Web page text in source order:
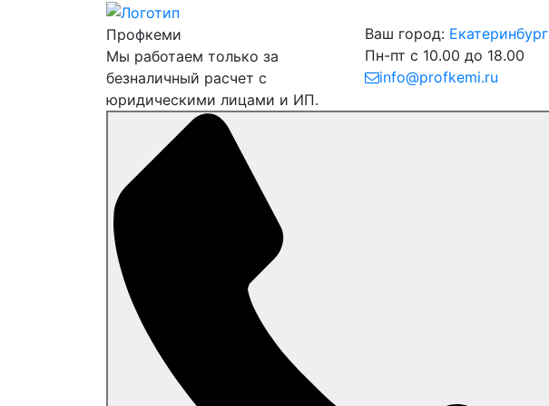
Профкеми
Мы работаем только за
безналичный расчет с
юридическими лицами и ИП.
Ваш город: Екатеринбург
Пн-пт с 10.00 до 18.00
info@profkemi.ru